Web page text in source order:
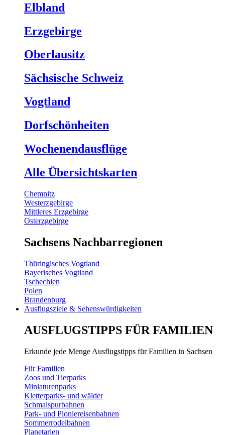
Elbland
Erzgebirge
Oberlausitz
Sächsische Schweiz
Vogtland
Dorfschönheiten
Wochenendausflüge
Alle Übersichtskarten
Chemnitz
Westerzgebirge
Mittleres Erzgebirge
Osterzgebirge
Sachsens Nachbarregionen
Thüringisches Vogtland
Bayerisches Vogtland
Tschechien
Polen
Brandenburg
Ausflugsziele & Sehenswürdigkeiten
AUSFLUGSTIPPS FÜR FAMILIEN
Erkunde jede Menge Ausflugstipps für Familien in Sachsen
Für Familien
Zoos und Tierparks
Miniaturenparks
Kletterparks- und wälder
Schmalspurbahnen
Park- und Pioniereisenbahnen
Sommerrodelbahnen
Planetarien